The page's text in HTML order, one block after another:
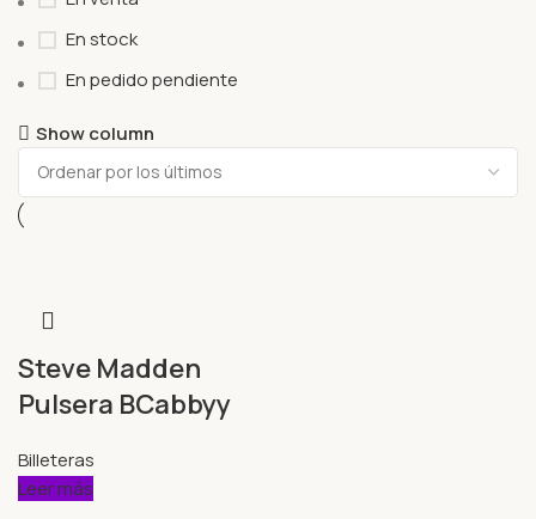
En stock
En pedido pendiente
Show column
Steve Madden
Pulsera BCabbyy
Billeteras
Leer más